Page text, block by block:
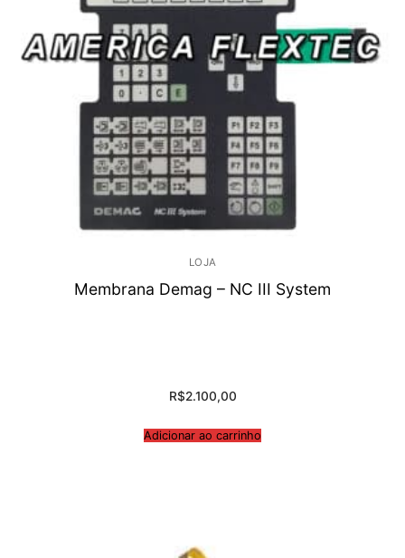
LOJA
Membrana Demag – NC III System
R$2.100,00
Adicionar ao carrinho